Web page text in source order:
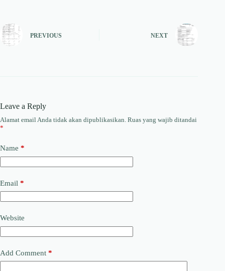
PREVIOUS NEXT
Leave a Reply
Alamat email Anda tidak akan dipublikasikan. Ruas yang wajib ditandai
*
Name *
Email *
Website
Add Comment *